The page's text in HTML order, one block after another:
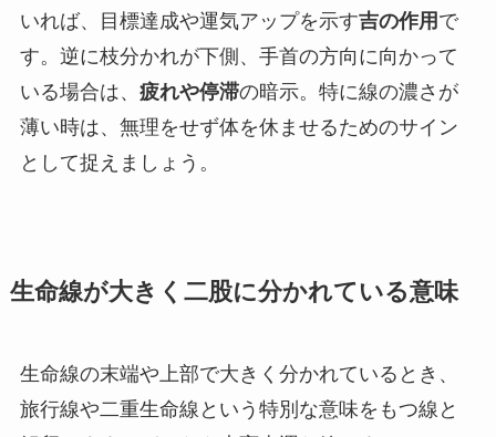
いれば、目標達成や運気アップを示す吉の作用 で
す。逆に枝分かれが下側、手首の方向に向かって
いる場合は、 疲れや停滞の暗示。特に線の濃さが
薄い時は、無理をせず体を休ませるためのサイン
として捉えましょう。
生命線が大きく二股に分かれている意味
生命線の末端や上部で大きく分かれているとき、
旅行線や二重生命線という特別な意味をもつ線と